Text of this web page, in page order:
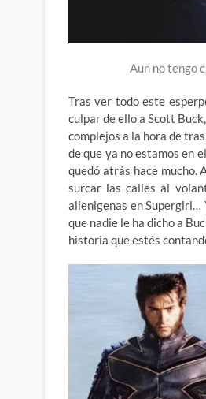
Aun no tengo
Tras ver todo este
culpar de ello a Scott
complejos a la hora de
de que ya no estamos en
quedó atrás hace mucho.
surcar las calles al
alienigenas en Supergirl…
que nadie le ha dicho a
historia que estés